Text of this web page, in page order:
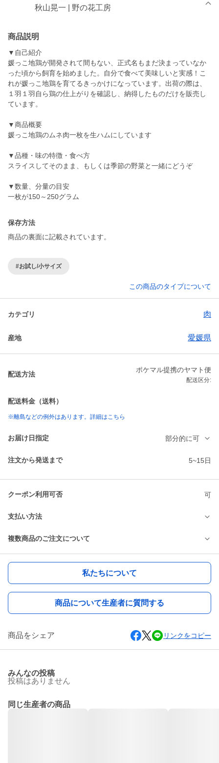
秋山晃一 | 野の花工房
商品説明
▼自己紹介
媛っこ地鶏が開発されて間もない、正式名もまだ決まっていなか
った頃から飼育を始めました。自分で食べて美味しいと実感！こ
れが媛っこ地鶏を育てるきっかけになっています。出荷の際は、
１羽１羽自ら鶏の仕上がりを確認し、納得したものだけを販売し
ています。
▼商品概要
媛っこ地鶏のムネ肉一枚を生ハムにしています
▼品種・味の特徴・食べ方
スライスしてそのまま、もしくは季節の野菜と一緒にどうぞ
▼数量、分量の目安
一枚が150～250グラム
保存方法
商品の裏面に記載されています。
#お試し/小サイズ
この商品のタイプについて
カテゴリ 肉
産地 愛媛県
配送方法
ポケマル提携のヤマト便
配送区分:
配送料金（送料）
※離島などの例外はあります。詳細はこちら
お届け日指定 部分的に可
注文から発送まで 5~15日
クーポン利用可否 可
支払い方法
複数商品のご注文について
私たちについて
商品について生産者に質問する
商品をシェア リンクをコピー
みんなの投稿
投稿はありません
同じ生産者の商品